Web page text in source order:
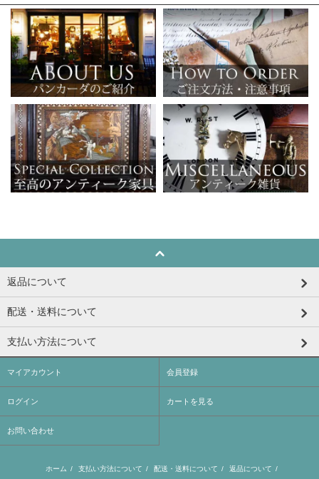
返品について
配送・送料について
支払い方法について
マイアカウント 会員登録
ログイン カートを見る
お問い合わせ
ホーム / 支払い方法について / 配送・送料について / 返品について /